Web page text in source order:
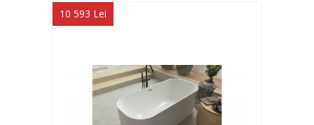
10 593 Lei